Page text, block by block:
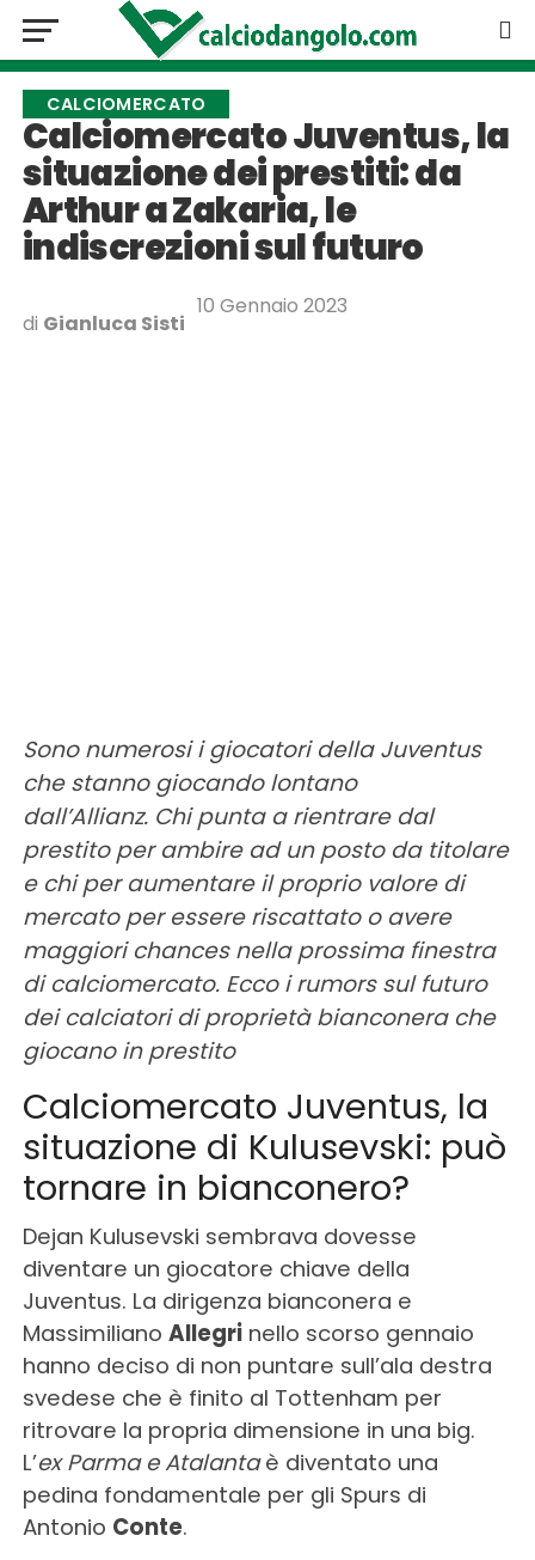
CALCIOMERCATO
Calciomercato Juventus, la
situazione dei prestiti: da
Arthur a Zakaria, le
indiscrezioni sul futuro
di Gianluca Sisti
10 Gennaio 2023
Sono numerosi i giocatori della Juventus
che stanno giocando lontano
dall’Allianz. Chi punta a rientrare dal
prestito per ambire ad un posto da titolare
e chi per aumentare il proprio valore di
mercato per essere riscattato o avere
maggiorichancesnella prossima finestra
di calciomercato. Ecco irumorssul futuro
dei calciatori di proprietà bianconera che
giocano in prestito
Calciomercato Juventus, la
situazione di Kulusevski: può
tornare in bianconero?
Dejan Kulusevski sembrava dovesse
diventare un giocatore chiave della
Juventus. La dirigenza bianconera e
Massimiliano Allegrinello scorso gennaio
hanno deciso di non puntare sull’ala destra
svedese che è finito al Tottenham per
ritrovare la propria dimensione in una big.
L’ex Parma e Atalantaè diventato una
pedina fondamentale per gli Spurs di
Antonio Conte.